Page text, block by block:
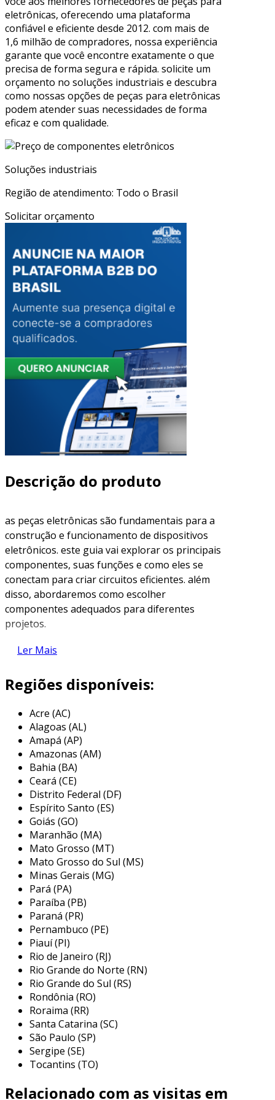
eletrônicas, oferecendo uma plataforma
confiável e eficiente desde 2012. com mais de
1,6 milhão de compradores, nossa experiência
garante que você encontre exatamente o que
precisa de forma segura e rápida. solicite um
orçamento no soluções industriais e descubra
como nossas opções de peças para eletrônicas
podem atender suas necessidades de forma
eficaz e com qualidade.
Soluções industriais
Região de atendimento: Todo o Brasil
Solicitar orçamento
Descrição do produto
as peças eletrônicas são fundamentais para a
construção e funcionamento de dispositivos
eletrônicos. este guia vai explorar os principais
componentes, suas funções e como eles se
conectam para criar circuitos eficientes. além
disso, abordaremos como escolher
componentes adequados para diferentes
projetos.
principais componentes eletrônicos
divididos em duas categorias principais:
um papel crucial na montagem de circuitos.
componentes passivos
os componentes passivos não podem
amplificar sinal, mas são essenciais em
qualquer circuito. entre eles, destacam-se:
resistores
circuito. eles são essenciais para proteger
componentes sensíveis.
capacitores: armazenam energia elétrica
e podem filtrar sinais. são usados em
várias aplicações, incluindo fontes de
alimentação.
indutores: armazenam energia em um
campo magnético. frequentemente
utilizados em circuitos de filtragem.
componentes ativos
os componentes ativos têm a capacidade de
amplificar ou gerar sinais. dentre eles, podem
ser destacados:
transistores: usados como interruptores
em quase todos os tipos de dispositivos
Ler Mais
Regiões disponíveis:
Acre (AC)
Alagoas (AL)
Amapá (AP)
Amazonas (AM)
Bahia (BA)
Ceará (CE)
Distrito Federal (DF)
Espírito Santo (ES)
Goiás (GO)
Maranhão (MA)
Mato Grosso (MT)
Mato Grosso do Sul (MS)
Minas Gerais (MG)
Pará (PA)
Paraíba (PB)
Paraná (PR)
Pernambuco (PE)
Piauí (PI)
Rio de Janeiro (RJ)
Rio Grande do Norte (RN)
Rio Grande do Sul (RS)
Rondônia (RO)
Roraima (RR)
Santa Catarina (SC)
São Paulo (SP)
Sergipe (SE)
Tocantins (TO)
Relacionado com as visitas em